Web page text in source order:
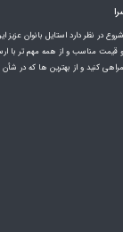
در نظر دارد استایل بانوان عزیز
قیمت مناسب و از همه مهم تر با
کنید و از بهترین ها که در شأن